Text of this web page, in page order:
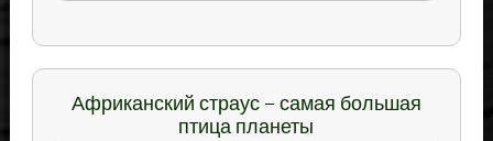
Африканский страус – самая большая
птица планеты